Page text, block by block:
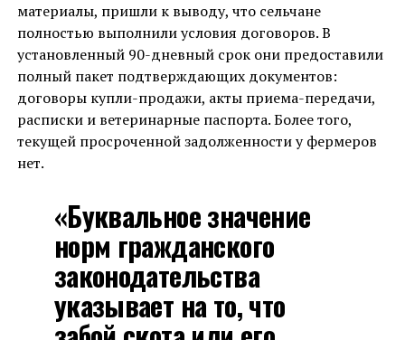
материалы, пришли к выводу, что сельчане
полностью выполнили условия договоров. В
установленный 90-дневный срок они предоставили
полный пакет подтверждающих документов:
договоры купли-продажи, акты приема-передачи,
расписки и ветеринарные паспорта. Более того,
текущей просроченной задолженности у фермеров
нет.
«Буквальное значение
норм гражданского
законодательства
указывает на то, что